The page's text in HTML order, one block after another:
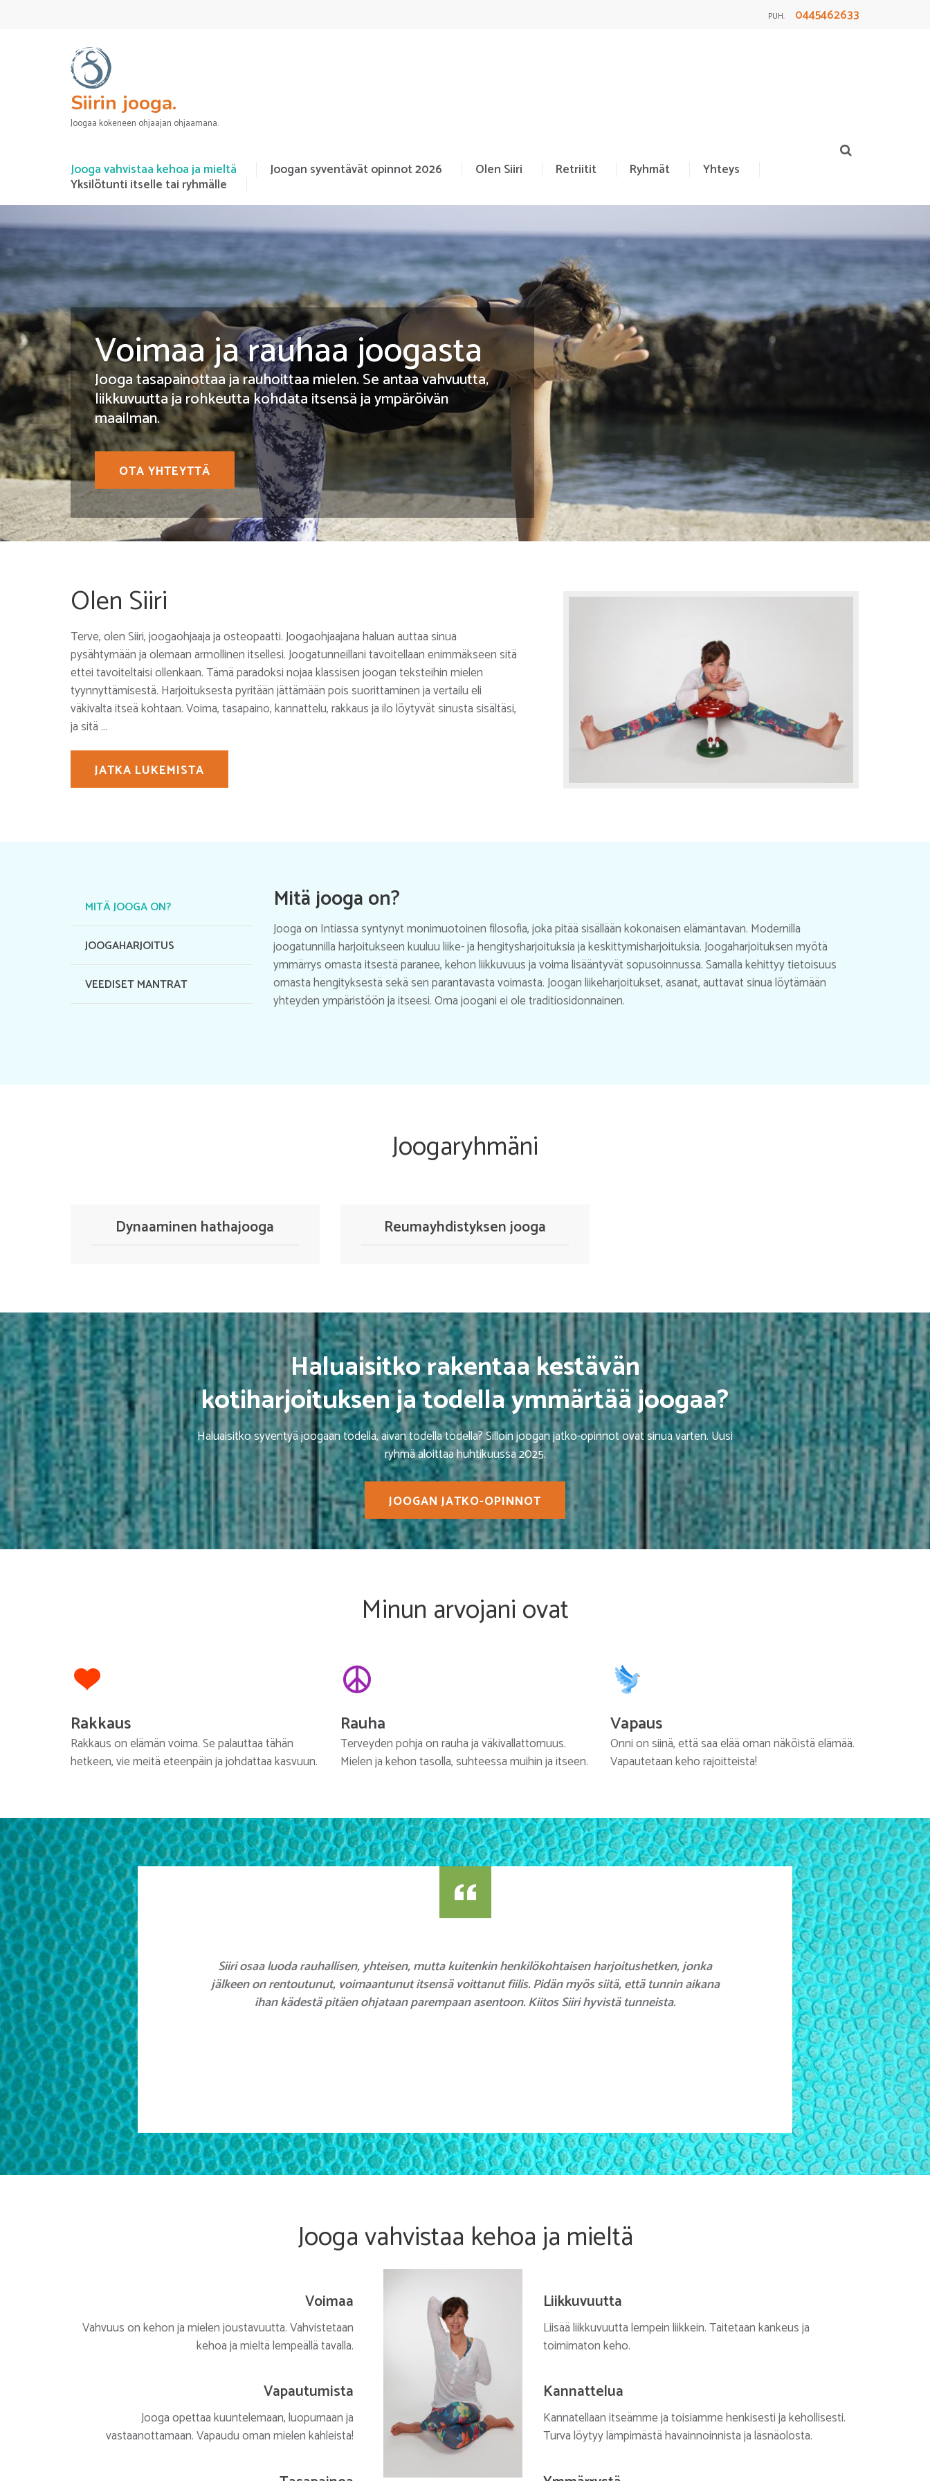
PUH. 0445462633
Siirin jooga.
Joogaa kokeneen ohjaajan ohjaamana.
Jooga vahvistaa kehoa ja mieltä Joogan syventävät opinnot 2026 Olen Siiri Retriitit Ryhmät Yhteys
Yksilötunti itselle tai ryhmälle
Voimaa ja rauhaa joogasta
Jooga tasapainottaa ja rauhoittaa mielen. Se antaa vahvuutta,
liikkuvuutta ja rohkeutta kohdata itsensä ja ympäröivän
maailman.
OTA YHTEYTTÄ
Olen Siiri
Terve, olen Siiri, joogaohjaaja ja osteopaatti. Joogaohjaajana haluan auttaa sinua
pysähtymään ja olemaan armollinen itsellesi. Joogatunneillani tavoitellaan enimmäkseen sitä
ettei tavoiteltaisi ollenkaan. Tämä paradoksi nojaa klassisen joogan teksteihin mielen
tyynnyttämisestä. Harjoituksesta pyritään jättämään pois suorittaminen ja vertailu eli
väkivalta itseä kohtaan. Voima, tasapaino, kannattelu, rakkaus ja ilo löytyvät sinusta sisältäsi,
ja sitä …
JATKA LUKEMISTA
MITÄ JOOGA ON?
JOOGAHARJOITUS
VEEDISET MANTRAT
Mitä jooga on?
Jooga on Intiassa syntynyt monimuotoinen filosofia, joka pitää sisällään kokonaisen elämäntavan. Modernilla
joogatunnilla harjoitukseen kuuluu liike- ja hengitysharjoituksia ja keskittymisharjoituksia.Joogaharjoituksen myötä
ymmärrys omasta itsestä paranee, kehon liikkuvuus ja voima lisääntyvät sopusoinnussa. Samalla kehittyy tietoisuus
omasta hengityksestä sekä sen parantavasta voimasta. Joogan liikeharjoitukset, asanat, auttavat sinua löytämään
yhteyden ympäristöön ja itseesi.Oma joogani ei ole traditiosidonnainen.
Joogaryhmäni
Dynaaminen hathajooga Reumayhdistyksen jooga
Haluaisitko rakentaa kestävän
kotiharjoituksen ja todella ymmärtää joogaa?
Haluaisitko syventyä joogaan todella, aivan todella todella? Silloin joogan jatko-opinnot ovat sinua varten. Uusi
ryhmä aloittaa huhtikuussa 2025.
JOOGAN JATKO-OPINNOT
Minun arvojani ovat
Rakkaus
Rakkaus on elämän voima. Se palauttaa tähän
hetkeen, vie meitä eteenpäin ja johdattaa kasvuun.
Rauha
Terveyden pohja on rauha ja väkivallattomuus.
Mielen ja kehon tasolla, suhteessa muihin ja itseen.
Vapaus
Onni on siinä, että saa elää oman näköistä elämää.
Vapautetaan keho rajoitteista!
Siiri osaa luoda rauhallisen, yhteisen, mutta kuitenkin henkilökohtaisen harjoitushetken, jonka
jälkeen on rentoutunut, voimaantunut itsensä voittanut fiilis. Pidän myös siitä, että tunnin aikana
ihan kädestä pitäen ohjataan parempaan asentoon. Kiitos Siiri hyvistä tunneista.
Jooga vahvistaa kehoa ja mieltä
Voimaa
Vahvuus on kehon ja mielen joustavuutta. Vahvistetaan
kehoa ja mieltä lempeällä tavalla.
Vapautumista
Jooga opettaa kuuntelemaan, luopumaan ja
vastaanottamaan. Vapaudu oman mielen kahleista!
Liikkuvuutta
Liisää liikkuvuutta lempein liikkein. Taitetaan kankeus ja
toimimaton keho.
Kannattelua
Kannatellaan itseämme ja toisiamme henkisesti ja kehollisesti.
Turva löytyy lämpimästä havainnoinnista ja läsnäolosta.